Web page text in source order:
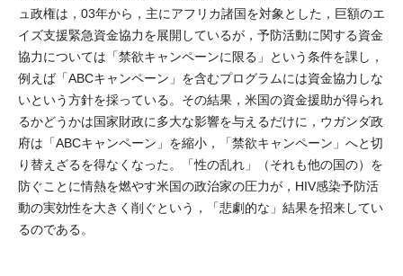
ュ政権は，03年から，主にアフリカ諸国を対象とした，巨額のエ
イズ支援緊急資金協力を展開しているが，予防活動に関する資金
協力については「禁欲キャンペーンに限る」という条件を課し，
例えば「ABCキャンペーン」を含むプログラムには資金協力しな
いという方針を採っている。その結果，米国の資金援助が得られ
るかどうかは国家財政に多大な影響を与えるだけに，ウガンダ政
府は「ABCキャンペーン」を縮小，「禁欲キャンペーン」へと切
り替えざるを得なくなった。「性の乱れ」（それも他の国の）を
防ぐことに情熱を燃やす米国の政治家の圧力が，HIV感染予防活
動の実効性を大きく削ぐという，「悲劇的な」結果を招来してい
るのである。